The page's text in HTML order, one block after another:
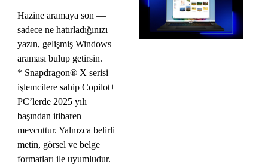
Hazine aramaya son —
sadece ne hatırladığınızı
yazın, gelişmiş Windows
araması bulup getirsin.
* Snapdragon® X serisi
işlemcilere sahip Copilot+
PC’lerde 2025 yılı
başından itibaren
mevcuttur. Yalnızca belirli
metin, görsel ve belge
formatları ile uyumludur.